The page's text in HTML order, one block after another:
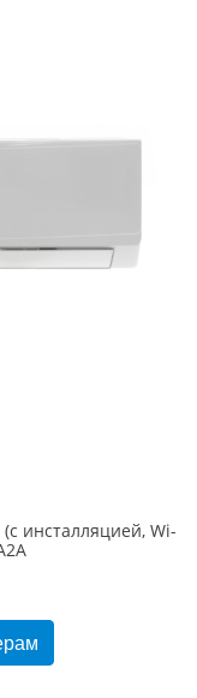
инсталляцией, Wi-